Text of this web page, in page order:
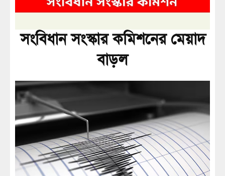
সংবিধান সংস্কার কমিশনের মেয়াদ
বাড়ল